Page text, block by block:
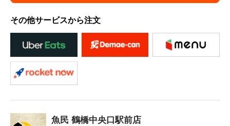
その他サービスから注文
魚民 鶴橋中央口駅前店